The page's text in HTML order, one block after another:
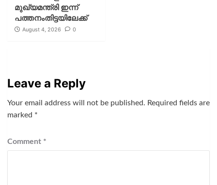
മുഖ്യമന്ത്രി ഇന്ന്
പത്തനംതിട്ടയിലേക്ക്
August 4, 2026 0
Leave a Reply
Your email address will not be published. Required fields are
marked *
Comment *